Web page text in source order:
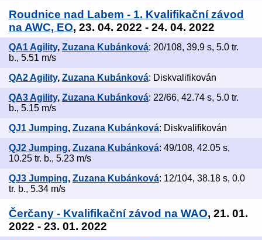
Roudnice nad Labem - 1. Kvalifikační závod
na AWC, EO, 23. 04. 2022 - 24. 04. 2022
QA1 Agility, Zuzana Kubánková: 20/108, 39.9 s, 5.0 tr.
b., 5.51 m/s
QA2 Agility, Zuzana Kubánková: Diskvalifikován
QA3 Agility, Zuzana Kubánková: 22/66, 42.74 s, 5.0 tr.
b., 5.15 m/s
QJ1 Jumping, Zuzana Kubánková: Diskvalifikován
QJ2 Jumping, Zuzana Kubánková: 49/108, 42.05 s,
10.25 tr. b., 5.23 m/s
QJ3 Jumping, Zuzana Kubánková: 12/104, 38.18 s, 0.0
tr. b., 5.34 m/s
Čerčany - Kvalifikační závod na WAO, 21. 01.
2022 - 23. 01. 2022